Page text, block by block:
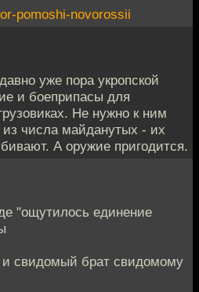
pomoshi-novorossii
уже пора укропской
и боеприпасы для
Не нужно к ним
числа майданутых - их
А оружие пригодится.
"ощутилось единение
и свидомый брат свидомому